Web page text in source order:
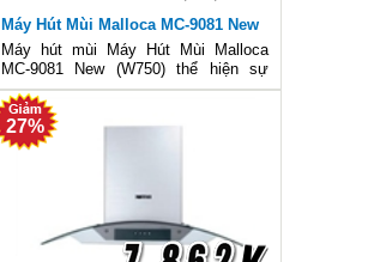
Máy Hút Mùi Malloca MC-9081 New
(W750)
Máy hút mùi Máy Hút Mùi Malloca
MC-9081 New (W750) thể hiện sự
hoàn hảo ở công suất hút lớn hài hòa
tuyệt đối với độ ồn thấp lý tưởng, đây
chắc chắn sẽ là lựa chọn tuyệt hảo
cho bếp nhà bạn
27%